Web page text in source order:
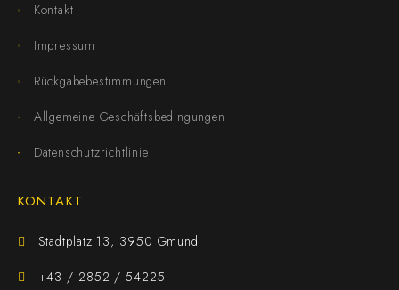
Kontakt
Impressum
Rückgabebestimmungen
Allgemeine Geschäftsbedingungen
Datenschutzrichtlinie
KONTAKT
Stadtplatz 13, 3950 Gmünd
+43 / 2852 / 54225